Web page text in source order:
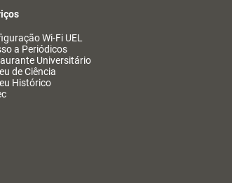
Wi-Fi UEL
a Periódicos
Universitário
de Ciência
Histórico